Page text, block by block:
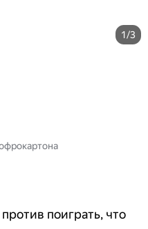
1/3
поиграть, что